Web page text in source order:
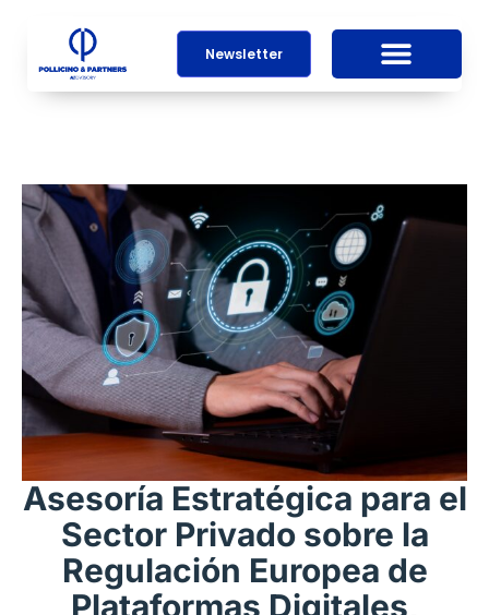
Newsletter
Asesoría Estratégica para el
Sector Privado sobre la
Regulación Europea de
Plataformas Digitales,